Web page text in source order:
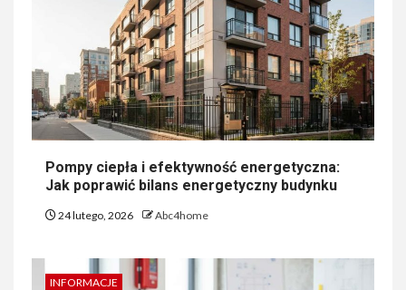
Pompy ciepła i efektywność energetyczna:
Jak poprawić bilans energetyczny budynku
24 lutego, 2026 Abc4home
INFORMACJE